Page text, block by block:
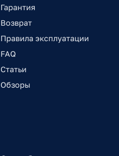
Гарантия
Возврат
Правила эксплуатации
FAQ
Статьи
Обзоры